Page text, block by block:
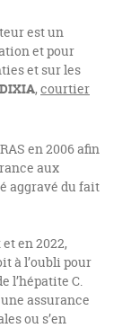
est un
et pour
et sur les
, courtier
en 2006 afin
aux
aggravé du fait
en 2022,
à l’oubli pour
l’hépatite C.
assurance
ou s’en